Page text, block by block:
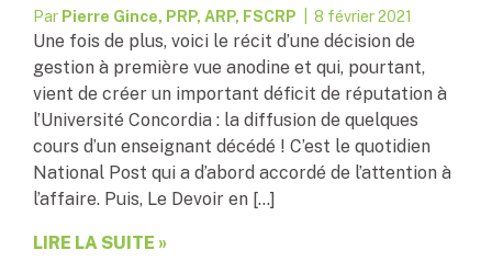
Par Pierre Gince, PRP, ARP, FSCRP | 8 février 2021
Une fois de plus, voici le récit d’une décision de
gestion à première vue anodine et qui, pourtant,
vient de créer un important déficit de réputation à
l’Université Concordia : la diffusion de quelques
cours d’un enseignant décédé ! C’est le quotidien
National Post qui a d’abord accordé de l’attention à
l’affaire. Puis, Le Devoir en […]
LIRE LA SUITE »